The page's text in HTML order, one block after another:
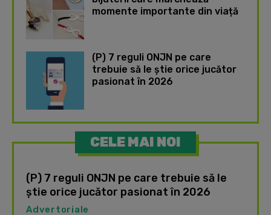
momente importante din viață
(P) 7 reguli ONJN pe care
trebuie să le știe orice jucător
pasionat în 2026
CELE MAI NOI
(P) 7 reguli ONJN pe care trebuie să le
știe orice jucător pasionat în 2026
Advertoriale